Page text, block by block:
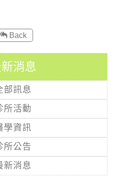
Back
消息
部訊息
所活動
學資訊
所公告
新消息